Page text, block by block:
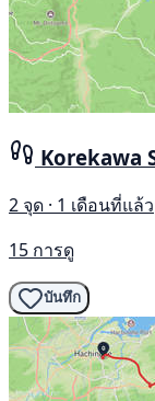
Korekawa
2 จุด · 1 เดือนที่แล้ว
15 การดู
บันทึก